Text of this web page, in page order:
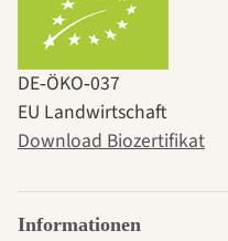
DE‑ÖKO‑037
EU Landwirtschaft
Download Biozertifikat
Informationen